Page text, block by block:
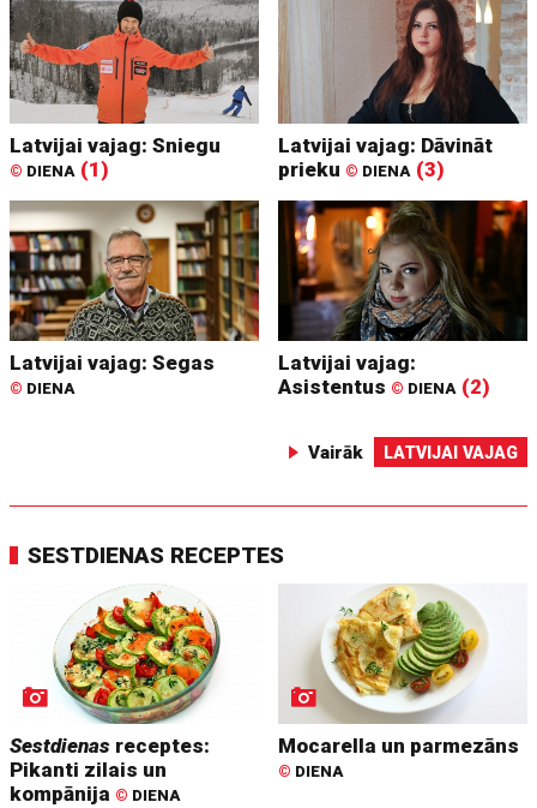
Latvijai vajag: Sniegu
© DIENA (1)
Latvijai vajag: Dāvināt
prieku © DIENA (3)
Latvijai vajag: Segas
© DIENA
Latvijai vajag:
Asistentus © DIENA (2)
Vairāk LATVIJAI VAJAG
SESTDIENAS RECEPTES
Sestdienas receptes:
Pikanti zilais un
kompānija © DIENA
Mocarella un parmezāns
© DIENA